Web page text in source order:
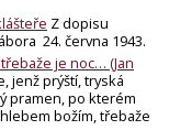
Z dopisu
24. června 1943.
je noc… (Jan
jenž prýští, tryská
pramen, po kterém
božím, třebaže